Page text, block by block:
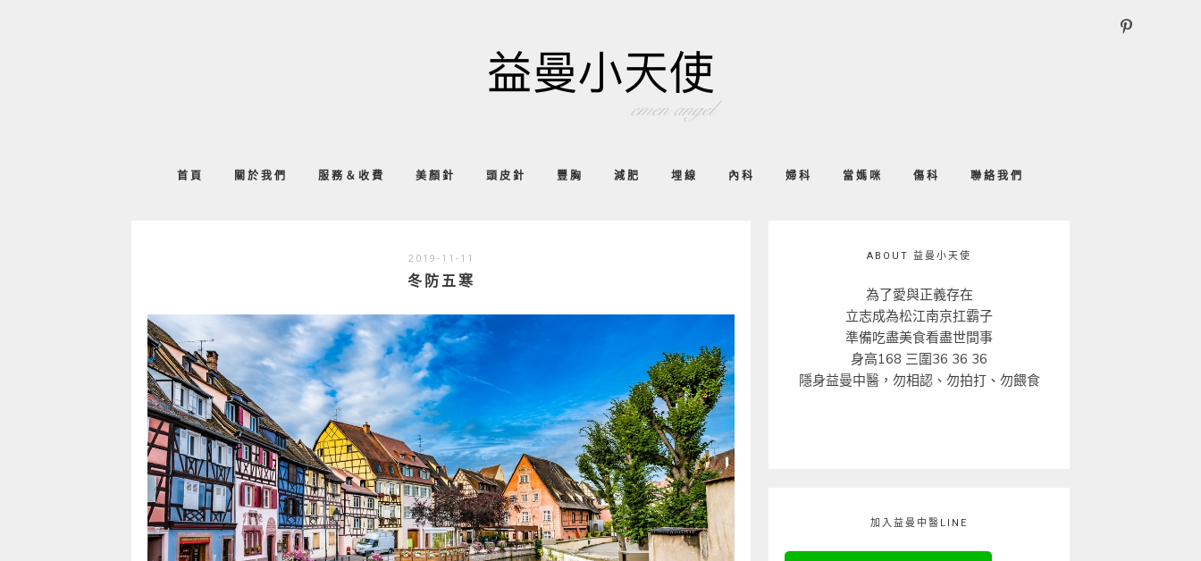
首頁 關於我們 服務＆收費 美顏針 頭皮針 豐胸 減肥 埋線 內科 婦科 當媽咪 傷科 聯絡我們
2019-11-11
冬防五寒
ABOUT 益曼小天使
為了愛與正義存在
立志成為松江南京扛霸子
準備吃盡美食看盡世間事
身高168 三圍36 36 36
隱身益曼中醫，勿相認、勿拍打、勿餵食
加入益曼中醫LINE